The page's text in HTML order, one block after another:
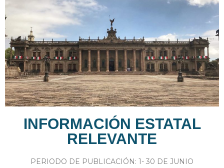
INFORMACIÓN ESTATAL
RELEVANTE
PERIODO DE PUBLICACIÓN: 1- 30 DE JUNIO